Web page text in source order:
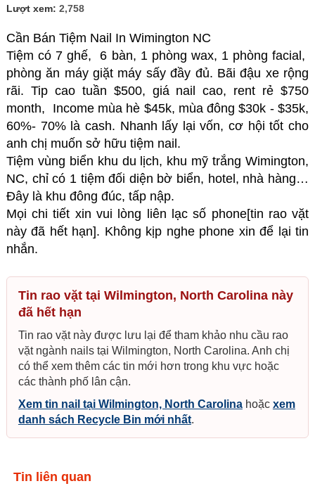
Lượt xem: 2,758
Cần Bán Tiệm Nail In Wimington NC
Tiệm có 7 ghế, 6 bàn, 1 phòng wax, 1 phòng facial,
phòng ăn máy giặt máy sấy đầy đủ. Bãi đậu xe rộng
rãi. Tip cao tuần $500, giá nail cao, rent rẻ $750
month, Income mùa hè $45k, mùa đông $30k - $35k,
60%- 70% là cash. Nhanh lấy lại vốn, cơ hội tốt cho
anh chị muốn sở hữu tiệm nail.
Tiệm vùng biển khu du lịch, khu mỹ trắng Wimington,
NC, chỉ có 1 tiệm đối diện bờ biển, hotel, nhà hàng…
Đây là khu đông đúc, tấp nập.
Mọi chi tiết xin vui lòng liên lạc số phone[tin rao vặt
này đã hết hạn]. Không kịp nghe phone xin để lại tin
nhắn.
Tin rao vặt tại Wilmington, North Carolina này
đã hết hạn
Tin rao vặt này được lưu lại để tham khảo nhu cầu rao
vặt ngành nails tại Wilmington, North Carolina. Anh chị
có thể xem thêm các tin mới hơn trong khu vực hoặc
các thành phố lân cận.
Xem tin nail tại Wilmington, North Carolinahoặc xem
danh sách Recycle Bin mới nhất.
Tin liên quan